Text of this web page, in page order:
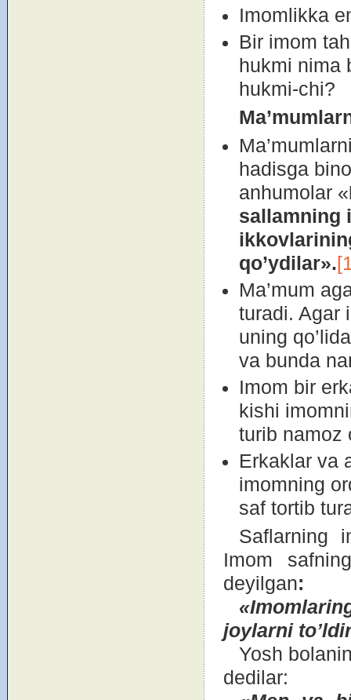
Imоmlikka
Bir imоm
hukmi nima
hukmi-chi?
hadisga
anhumоlar «
sallamning
qo’ydilar».
Ma’mum
turadi. Agar
uning
va bunda
Imоm bir
kishi
turib namоz
Erkaklar va
imоmning
saf tоrtib
Saflarning
Imоm
deyilgan:
«Imо
jоylarni
Yosh
dedilar: